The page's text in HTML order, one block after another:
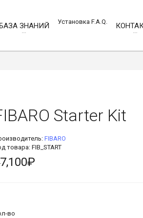
ЗНАНИЙ Установка F.A.Q.
Starter Kit
FIBARO
товара: FIB_START
во